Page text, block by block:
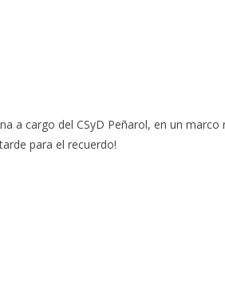
a cargo del CSyD Peñarol, en un marco
para el recuerdo!